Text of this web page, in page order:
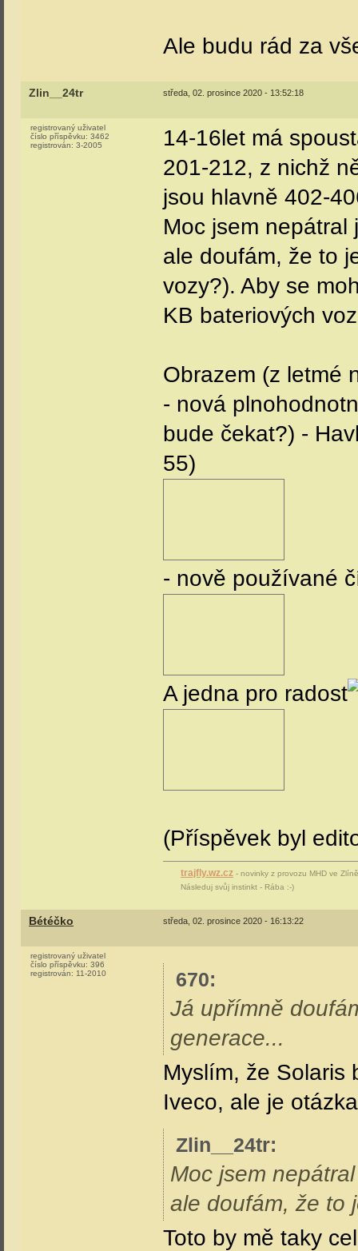
Ale budu rád za
Zlin__24tr středa, 02. prosince 2020 - 13:52:18
registrovaný uživatel
číslo příspěvku: 3462
registrován: 3-2005
14-16let má
201-212, z nichž
jsou hlavně 402-
Moc jsem
ale doufám, že to
vozy?). Aby se
KB bateriových
Obrazem (z letmé
- nová
bude čekat?) -
55)
- nově používané
A jedna pro radost
(Příspěvek byl
trajfly.wz.cz - novinky z provozu MHD ve
Následuj svůj instinkt - Rába :-)
Bétéčko středa, 02. prosince 2020 - 16:13:22
registrovaný uživatel
číslo příspěvku: 396
registrován: 11-2010 670:
Já upřímně
generace...
Myslím, že Solaris
Iveco, ale je
Zlin__24tr:
Moc jsem
ale doufám, že to
Toto by mě taky